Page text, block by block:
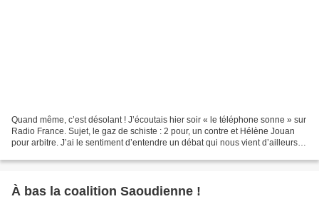
Quand même, c’est désolant ! J’écoutais hier soir « le téléphone sonne » sur
Radio France. Sujet, le gaz de schiste : 2 pour, un contre et Hélène Jouan
pour arbitre. J’ai le sentiment d’entendre un débat qui nous vient d’ailleurs,
À bas la coalition Saoudienne !